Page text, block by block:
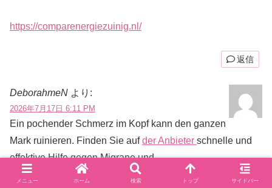
https://comparenergiezuinig.nl/
返信
DeborahmeN より:
2026年7月17日 6:11 PM
Ein pochender Schmerz im Kopf kann den ganzen
Mark ruinieren. Finden Sie aufder Anbieter schnelle und
effektive Hilfe gegen Migrane und
Spannungskopfschmerzen. Bestellen Sie bewahrte
メニュー ホーム 検索 トップ サイドバー